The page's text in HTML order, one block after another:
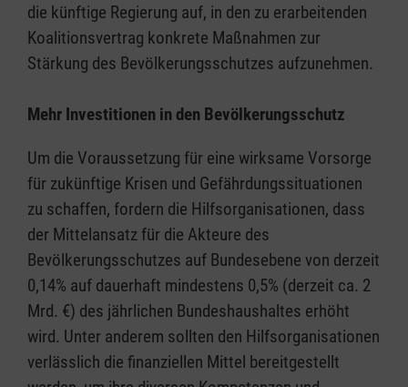
die künftige Regierung auf, in den zu erarbeitenden
Koalitionsvertrag konkrete Maßnahmen zur
Stärkung des Bevölkerungsschutzes aufzunehmen.
Mehr Investitionen in den Bevölkerungsschutz
Um die Voraussetzung für eine wirksame Vorsorge
für zukünftige Krisen und Gefährdungssituationen
zu schaffen, fordern die Hilfsorganisationen, dass
der Mittelansatz für die Akteure des
Bevölkerungsschutzes auf Bundesebene von derzeit
0,14% auf dauerhaft mindestens 0,5% (derzeit ca. 2
Mrd. €) des jährlichen Bundeshaushaltes erhöht
wird. Unter anderem sollten den Hilfsorganisationen
verlässlich die finanziellen Mittel bereitgestellt